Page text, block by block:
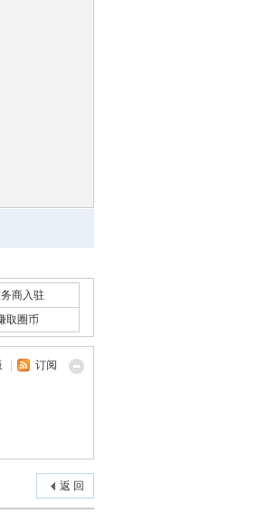
商入驻
取圈币
订阅
返 回